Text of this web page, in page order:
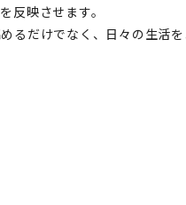
反映させます。
るだけでなく、日々の生活